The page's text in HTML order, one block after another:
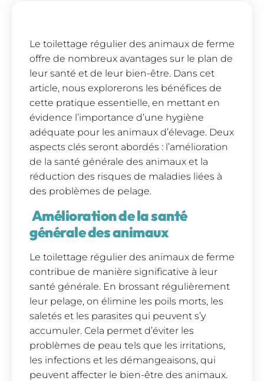
Le toilettage régulier des animaux de ferme
offre de nombreux avantages sur le plan de
leur santé et de leur bien-être. Dans cet
article, nous explorerons les bénéfices de
cette pratique essentielle, en mettant en
évidence l’importance d’une hygiène
adéquate pour les animaux d’élevage. Deux
aspects clés seront abordés : l’amélioration
de la santé générale des animaux et la
réduction des risques de maladies liées à
des problèmes de pelage.
Amélioration de la santé
générale des animaux
Le toilettage régulier des animaux de ferme
contribue de manière significative à leur
santé générale. En brossant régulièrement
leur pelage, on élimine les poils morts, les
saletés et les parasites qui peuvent s’y
accumuler. Cela permet d’éviter les
problèmes de peau tels que les irritations,
les infections et les démangeaisons, qui
peuvent affecter le bien-être des animaux.